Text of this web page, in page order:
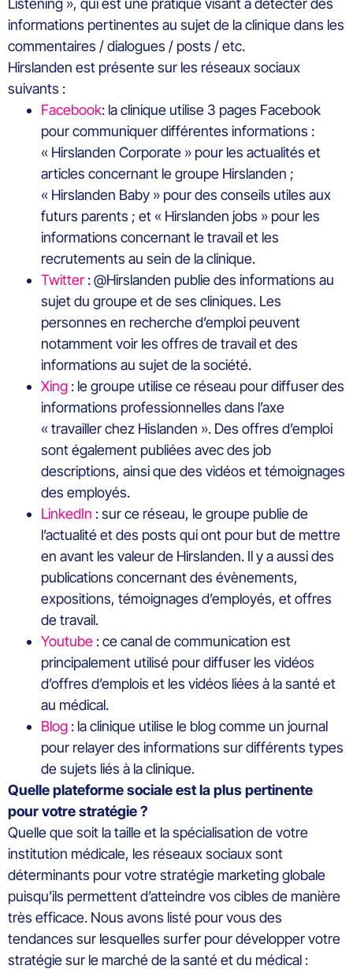
Listening », qui est une pratique visant à détecter des
informations pertinentes au sujet de la clinique dans les
commentaires / dialogues / posts / etc.
Hirslanden est présente sur les réseaux sociaux
suivants :
Facebook: la clinique utilise 3 pages Facebook
pour communiquer différentes informations :
« Hirslanden Corporate » pour les actualités et
articles concernant le groupe Hirslanden ;
« Hirslanden Baby » pour des conseils utiles aux
futurs parents ; et « Hirslanden jobs » pour les
informations concernant le travail et les
recrutements au sein de la clinique.
Twitter : @Hirslanden publie des informations au
sujet du groupe et de ses cliniques. Les
personnes en recherche d’emploi peuvent
notamment voir les offres de travail et des
informations au sujet de la société.
Xing : le groupe utilise ce réseau pour diffuser des
informations professionnelles dans l’axe
« travailler chez Hislanden ». Des offres d’emploi
sont également publiées avec des job
descriptions, ainsi que des vidéos et témoignages
des employés.
LinkedIn : sur ce réseau, le groupe publie de
l’actualité et des posts qui ont pour but de mettre
en avant les valeur de Hirslanden. Il y a aussi des
publications concernant des évènements,
expositions, témoignages d’employés, et offres
de travail.
Youtube : ce canal de communication est
principalement utilisé pour diffuser les vidéos
d’offres d’emplois et les vidéos liées à la santé et
au médical.
Blog : la clinique utilise le blog comme un journal
pour relayer des informations sur différents types
de sujets liés à la clinique.
Quelle plateforme sociale est la plus pertinente
pour votre stratégie ?
Quelle que soit la taille et la spécialisation de votre
institution médicale, les réseaux sociaux sont
déterminants pour votre stratégie marketing globale
puisqu’ils permettent d’atteindre vos cibles de manière
très efficace. Nous avons listé pour vous des
tendances sur lesquelles surfer pour développer votre
stratégie sur le marché de la santé et du médical :